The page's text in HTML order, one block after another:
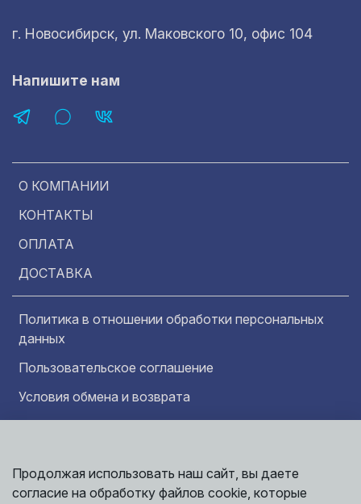
О КОМПАНИИ
КОНТАКТЫ
ОПЛАТА
ДОСТАВКА
Политика в отношении обработки персональных
данных
Пользовательское соглашение
Условия обмена и возврата
г. Новосибирск, ул. Маковского 10, офис 104
Напишите нам
Информация представленная на сайте
носит исключительно ознакомительный
Продолжая использовать наш сайт, вы даете
согласие на обработку файлов cookie, которые
обработки